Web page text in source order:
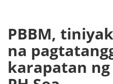
PBBM,
na
karapatan ng